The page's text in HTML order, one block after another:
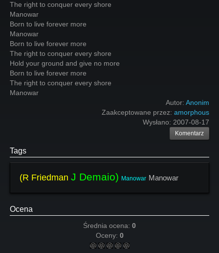
The right to conquer every shore
Manowar
Born to live forever more
Manowar
Born to live forever more
The right to conquer every shore
Hold your ground and give no more
Born to live forever more
The right to conquer every shore
Manowar
Autor: Anonim
Zaakceptowane przez: amorphous
Wysłano: 2007-08-17
Komentarz
Tags
(R Friedman J Demaio) Manowar Manowar
Ocena
Średnia ocena: 0
Oceny: 0